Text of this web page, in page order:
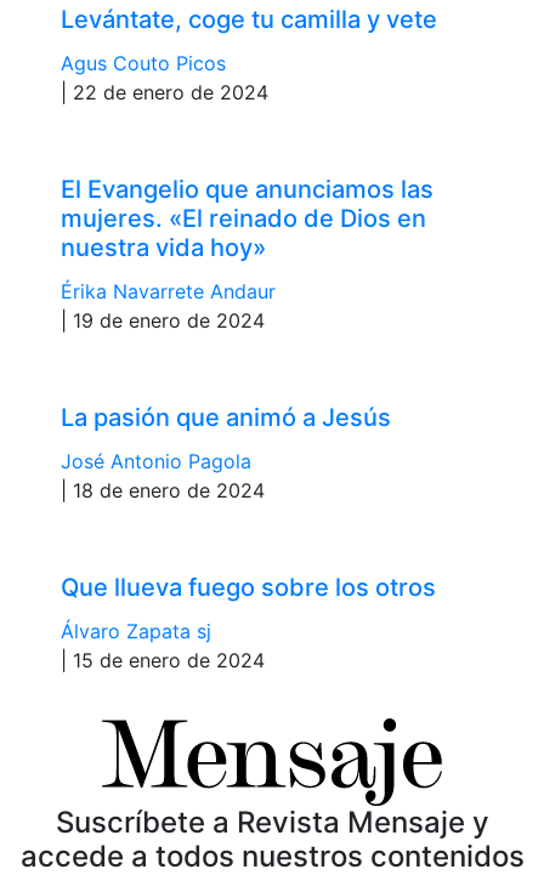
Levántate, coge tu camilla y vete
Agus Couto Picos
| 22 de enero de 2024
El Evangelio que anunciamos las
mujeres. «El reinado de Dios en
nuestra vida hoy»
Érika Navarrete Andaur
| 19 de enero de 2024
La pasión que animó a Jesús
José Antonio Pagola
| 18 de enero de 2024
Que llueva fuego sobre los otros
Álvaro Zapata sj
| 15 de enero de 2024
Suscríbete a Revista Mensaje y
accede a todos nuestros contenidos